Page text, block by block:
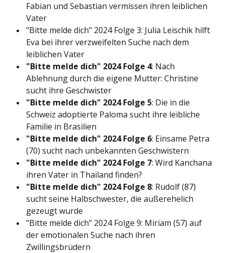
Fabian und Sebastian vermissen ihren leiblichen
Vater
"Bitte melde dich" 2024 Folge 3: Julia Leischik hilft
Eva bei ihrer verzweifelten Suche nach dem
leiblichen Vater
"Bitte melde dich" 2024 Folge 4: Nach
Ablehnung durch die eigene Mutter: Christine
sucht ihre Geschwister
"Bitte melde dich" 2024 Folge 5: Die in die
Schweiz adoptierte Paloma sucht ihre leibliche
Familie in Brasilien
"Bitte melde dich" 2024 Folge 6: Einsame Petra
(70) sucht nach unbekannten Geschwistern
"Bitte melde dich" 2024 Folge 7: Wird Kanchana
ihren Vater in Thailand finden?
"Bitte melde dich" 2024 Folge 8: Rudolf (87)
sucht seine Halbschwester, die außerehelich
gezeugt wurde
"Bitte melde dich" 2024 Folge 9: Miriam (57) auf
der emotionalen Suche nach ihren
Zwillingsbrüdern